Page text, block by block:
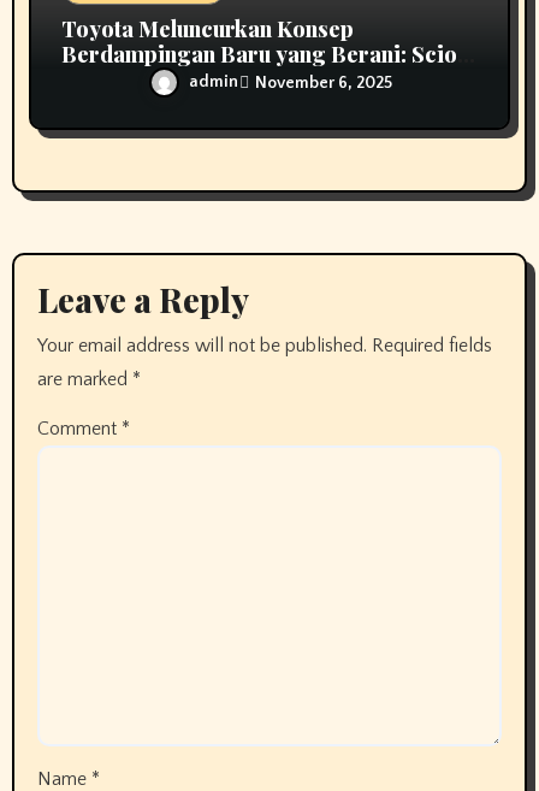
Toyota Meluncurkan Konsep
Berdampingan Baru yang Berani: Scion
admin November 6, 2025
Leave a Reply
Your email address will not be published. Required fields
are marked *
Comment *
Name *